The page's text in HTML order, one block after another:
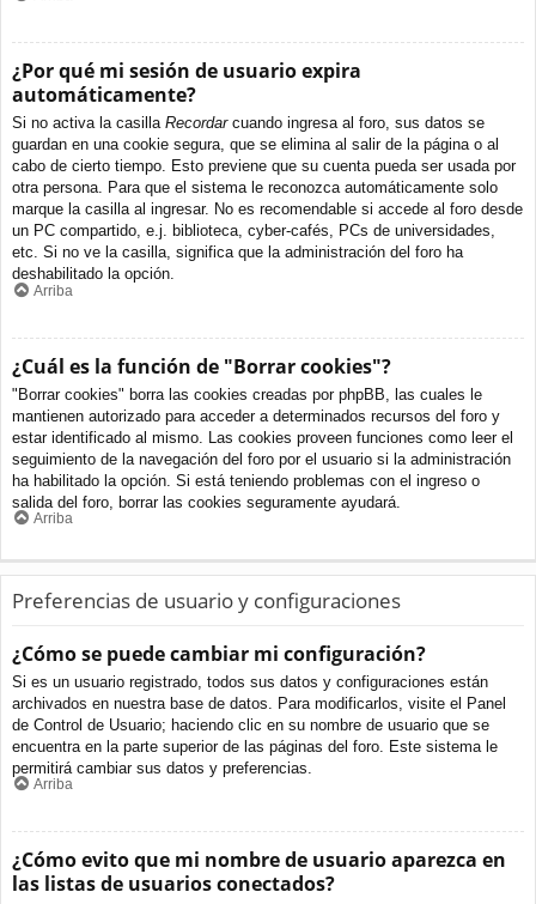
¿Por qué mi sesión de usuario expira
automáticamente?
Si no activa la casilla Recordarcuando ingresa al foro, sus datos se
guardan en una cookie segura, que se elimina al salir de la página o al
cabo de cierto tiempo. Esto previene que su cuenta pueda ser usada por
otra persona. Para que el sistema le reconozca automáticamente solo
marque la casilla al ingresar. No es recomendable si accede al foro desde
un PC compartido, e.j. biblioteca, cyber-cafés, PCs de universidades,
etc. Si no ve la casilla, significa que la administración del foro ha
deshabilitado la opción.
Arriba
¿Cuál es la función de "Borrar cookies"?
"Borrar cookies" borra las cookies creadas por phpBB, las cuales le
mantienen autorizado para acceder a determinados recursos del foro y
estar identificado al mismo. Las cookies proveen funciones como leer el
seguimiento de la navegación del foro por el usuario si la administración
ha habilitado la opción. Si está teniendo problemas con el ingreso o
salida del foro, borrar las cookies seguramente ayudará.
Arriba
Preferencias de usuario y configuraciones
¿Cómo se puede cambiar mi configuración?
Si es un usuario registrado, todos sus datos y configuraciones están
archivados en nuestra base de datos. Para modificarlos, visite el Panel
de Control de Usuario; haciendo clic en su nombre de usuario que se
encuentra en la parte superior de las páginas del foro. Este sistema le
permitirá cambiar sus datos y preferencias.
Arriba
¿Cómo evito que mi nombre de usuario aparezca en
las listas de usuarios conectados?